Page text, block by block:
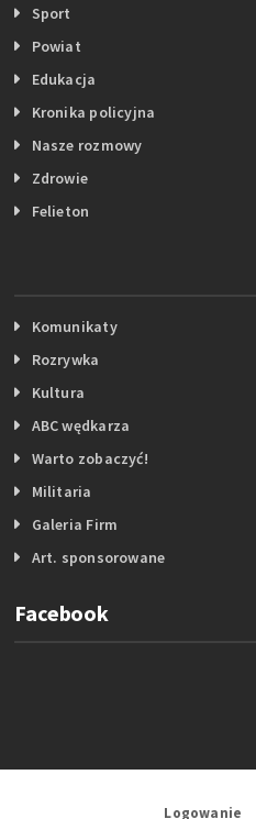
Sport
Powiat
Edukacja
Kronika policyjna
Nasze rozmowy
Zdrowie
Felieton
Komunikaty
Rozrywka
Kultura
ABC wędkarza
Warto zobaczyć!
Militaria
Galeria Firm
Art. sponsorowane
Facebook
Logowanie